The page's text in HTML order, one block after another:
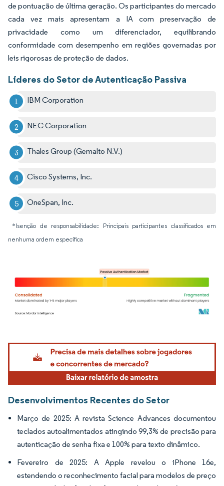
de pontuação de última geração. Os participantes do mercado
cada vez mais apresentam a IA com preservação de
privacidade como um diferenciador, equilibrando
conformidade com desempenho em regiões governadas por
leis rigorosas de proteção de dados.
Líderes do Setor de Autenticação Passiva
IBM Corporation
NEC Corporation
Thales Group (Gemalto N.V.)
Cisco Systems, Inc.
OneSpan, Inc.
*Isenção de responsabilidade: Principais participantes classificados em
nenhuma ordem específica
Imagem © Mordor Intelligence. O reuso requer atribuição conforme CC BY 4.0.
Desenvolvimentos Recentes do Setor
Março de 2025: A revista Science Advances documentou
teclados autoalimentados atingindo 99,3% de precisão para
autenticação de senha fixa e 100% para texto dinâmico.
Fevereiro de 2025: A Apple revelou o iPhone 16e,
estendendo o reconhecimento facial para modelos de preço